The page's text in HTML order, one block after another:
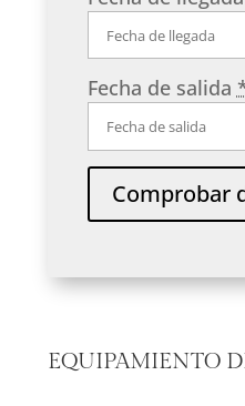
Fecha de salida
EQUIPAMIENTO